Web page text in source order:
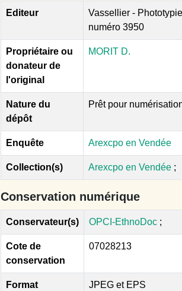
Editeur
Vassellier -
numéro 3950
Propriétaire ou
donateur de
l'original
MORIT D.
Nature du
dépôt
Prêt pour
Enquête Arexcpo en Vendée
Collection(s) Arexcpo en Vendée ;
Conservation numérique
Conservateur(s) OPCI-EthnoDoc ;
Cote de
conservation
07028213
Format
JPEG et EPS